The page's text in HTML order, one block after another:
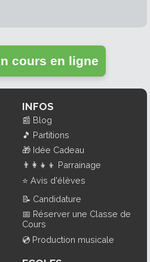
cours en ligne
INFOS
📰 Blog
🎵 Partitions
🎁 Idée Cadeau
👨‍👩‍👧‍👦 Parrainage
⭐ Avis d'élèves
📝 Candidature
📅 Réserver une Classe de
Cours
💿 Production musicale